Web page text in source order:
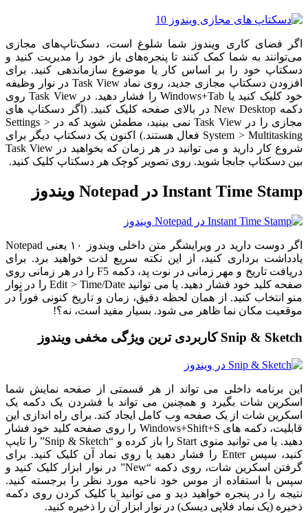
اگر فضای کاری ویندوز شما شلوغ است، دسک‌تاپ‌های مجازی
می‌توانند به شما کمک کنند تا پنجره‌های باز خود را مدیریت کنید و
دسکتاپ خود را بر اساس کار یا موضوع سازماندهی کنید. برای
افزودن دسکتاپ مجازی جدید، روی نماد Task View در نوار وظیفه
خود کلیک کنید یا Windows+Tab را فشار دهید. در Task View روی
دکمه New Desktop در بالای صفحه کلیک کنید. (اگر دسکتاپ های
مجازی را در Task View نمی بینید، مطمئن شوید که در Settings >
System > Multitasking فعال هستند.) اکنون یک دسکتاپ دیگر برای
شروع کار دارید و می توانید در هر زمان که بخواهید در Task View
بین دسکتاپ جابجا شوید. روی تصویر کوچک هر دسکتاپ کلیک کنید.
Instant Time Stamp در Notepad ویندوز
اگر دوست دارید در ویرایشگر متن داخلی ویندوز ۱۰ یعنی Notepad
یادداشت برداری کنید، از این نکته سریع لذت خواهید برد. برای
دریافت تاریخ و مهر زمانی در نوت پد، دکمه F5 را در هر زمانی روی
صفحه کلید خود فشار دهید. یا می توانید Edit > Time/Date را در نوار
منو انتخاب کنید. از همان لحظه دقیق، زمان و تاریخ کنونی فوراً در
موقعیت مکان نما ظاهر می شود. بسیار مفید است، نه؟!
Snip & Sketch کاربردی ترین ویژگی مخفی ویندوز
این برنامه داخلی می تواند از هر قسمتی از صفحه نمایش شما
اسکرین شات بگیرد و همچنین می تواند با فشردن یک دکمه یک
اسکرین شات از یک صفحه وب کامل ایجاد کند. برای راه اندازی این
قابلیت، دکمه های Windows+Shift+S را روی صفحه کلید خود فشار
دهید. یا می توانید منوی Start را باز کرده و “Snip & Sketch” را تایپ
کنید، سپس Enter را فشار دهید یا روی نماد آن کلیک کنید. برای
گرفتن اسکرین شات، روی دکمه “New” در نوار ابزار کلیک کنید و
سپس با استفاده از موس خود ناحیه مورد نظر را برجسته کنید.
نتیجه را در پنجره خواهید دید و می توانید با کلیک کردن روی دکمه
ذخیره (یک نماد فلاپی دیسک) در نوار ابزار آن را ذخیره کنید.